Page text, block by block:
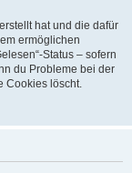
hat und die dafür
ermöglichen
Status – sofern
du Probleme bei der
Cookies löscht.